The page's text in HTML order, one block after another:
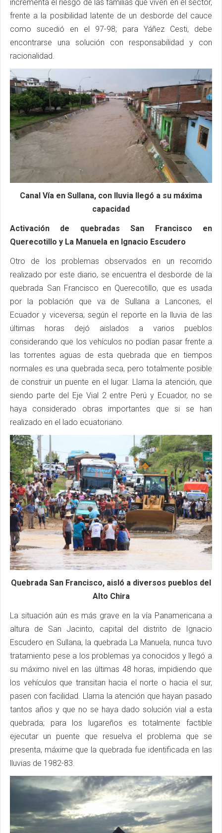
incrementa el riesgo de las familias que viven en el sector,
frente a la posibilidad latente de un desborde del cauce
como sucedió en el 97-98; para Yáñez Cesti, debe
encontrarse una solución con responsabilidad y con
racionalidad.
Canal Vía en Sullana, con lluvia llegó a su máxima
capacidad
Activación de quebradas San Francisco en
Querecotillo y La Manuela en Ignacio Escudero
Otro de los problemas observados en un recorrido
realizado por este diario, se encuentra el desborde de la
quebrada San Francisco en Querecotillo, que es usada
por la población que va de Sullana a Lancones, el
Ecuador y viceversa; según el reporte en la lluvia de las
últimas horas dejó aislados a varios pueblos
considerando que los vehículos no podían pasar frente a
las torrentes aguas de esta quebrada que en tiempos
normales es una quebrada seca, pero totalmente posible
de construir un puente en el lugar. Llama la atención, que
siendo parte del Eje Vial 2 entre Perú y Ecuador, no se
haya considerado obras importantes que si se han
realizado en el lado ecuatoriano.
Quebrada San Francisco, aisló a diversos pueblos del
Alto Chira
La situación aún es más grave en la vía Panamericana a
altura de San Jacinto, capital del distrito de Ignacio
Escudero en Sullana, la quebrada La Manuela, nunca tuvo
tratamiento pese a los problemas ya conocidos y llegó a
su máximo nivel en las últimas 48 horas, impidiendo que
los vehículos que transitan hacia el norte o hacia el sur,
pasen con facilidad. Llama la atención que hayan pasado
tantos años y que no se haya dado solución vial a esta
quebrada; para los lugareños es totalmente factible
ejecutar un puente que resuelva el problema que se
presenta, máxime que la quebrada fue identificada en las
lluvias de 1982-83.